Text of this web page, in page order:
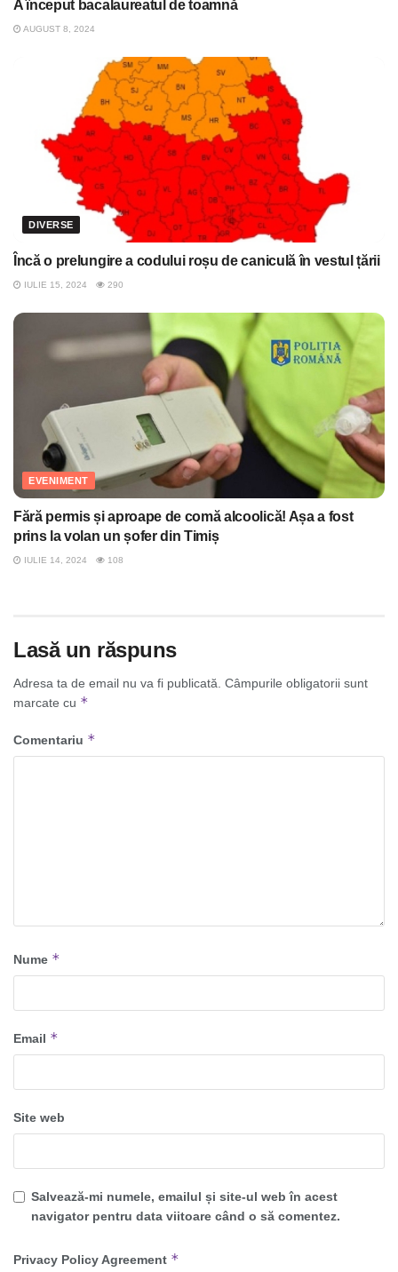
A început bacalaureatul de toamnă
AUGUST 8, 2024
DIVERSE
Încă o prelungire a codului roșu de caniculă în vestul țării
IULIE 15, 2024 290
EVENIMENT
Fără permis și aproape de comă alcoolică! Așa a fost
prins la volan un șofer din Timiș
IULIE 14, 2024 108
Lasă un răspuns
Adresa ta de email nu va fi publicată. Câmpurile obligatorii sunt
marcate cu *
Comentariu *
Nume *
Email *
Site web
Salvează-mi numele, emailul și site-ul web în acest
navigator pentru data viitoare când o să comentez.
Privacy Policy Agreement *